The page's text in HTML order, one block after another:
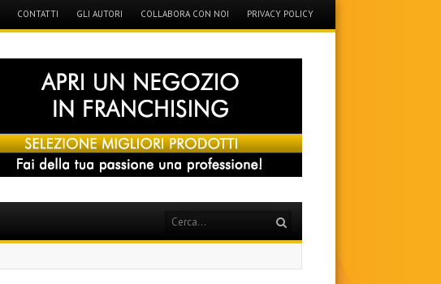
CONTATTI GLI AUTORI COLLABORA CON NOI PRIVACY POLICY
Search